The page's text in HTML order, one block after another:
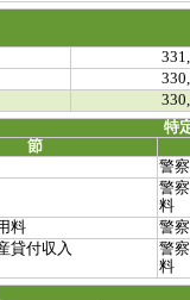
特
節
警
警
料
料
警
貸付収入
警
料